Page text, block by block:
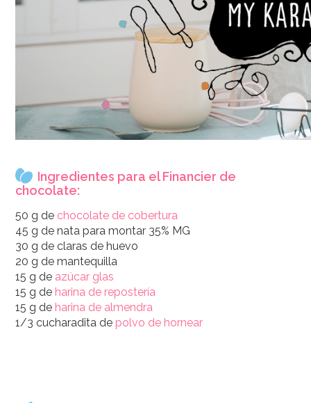
Ingredientes para el Financier de
chocolate:
50 g de chocolate de cobertura
45 g de nata para montar 35% MG
30 g de claras de huevo
20 g de mantequilla
15 g de azúcar glas
15 g de harina de repostería
15 g de harina de almendra
1/3 cucharadita de polvo de hornear